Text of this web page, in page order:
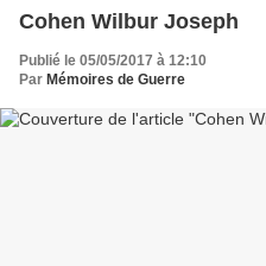
Cohen Wilbur Joseph
Publié le 05/05/2017 à 12:10
Par Mémoires de Guerre